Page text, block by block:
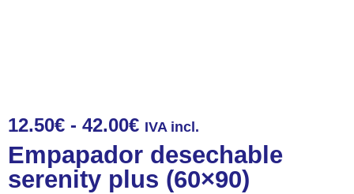
12.50€ - 42.00€ IVA incl.
Empapador desechable
serenity plus (60×90)